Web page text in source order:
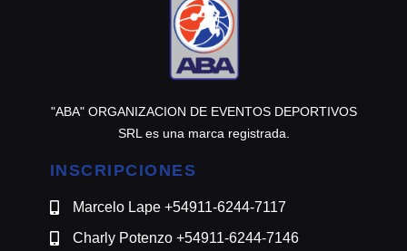
"ABA" ORGANIZACION DE EVENTOS DEPORTIVOS
SRL es una marca registrada.
INSCRIPCIONES
Marcelo Lape +54911-6244-7117
Charly Potenzo +54911-6244-7146